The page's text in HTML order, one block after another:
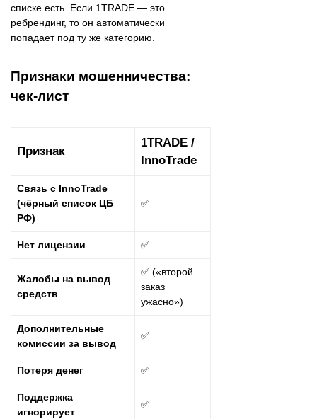
списке есть. Если 1TRADE — это
ребрендинг, то он автоматически
попадает под ту же категорию.
Признаки мошенничества:
чек-лист
Признак
1TRADE /
InnoTrade
Связь с InnoTrade
(чёрный список ЦБ
РФ)
✅
Нет лицензии ✅
Жалобы на вывод
средств
✅ («второй
заказ
ужасно»)
Дополнительные
комиссии за вывод
✅
Потеря денег ✅
Поддержка
игнорирует
✅